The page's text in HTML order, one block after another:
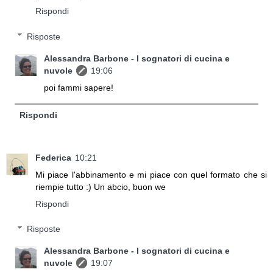
Rispondi
Risposte
Alessandra Barbone - I sognatori di cucina e
nuvole
19:06
poi fammi sapere!
Rispondi
Federica 10:21
Mi piace l'abbinamento e mi piace con quel formato che si
riempie tutto :) Un abcio, buon we
Rispondi
Risposte
Alessandra Barbone - I sognatori di cucina e
nuvole
19:07